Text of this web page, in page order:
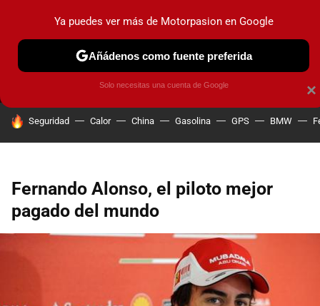
MENÚ NUEVO
COCHES ELÉCTRICOS OBSERVATORIO
HOY SE HABLA DE
Seguridad Calor China Gasolina GPS BMW
Fernando Alonso, el piloto mejor
pagado del mundo
×
Ya puedes ver más de Motorpasion en Google
Añádenos como fuente preferida
Solo necesitas una cuenta de Google